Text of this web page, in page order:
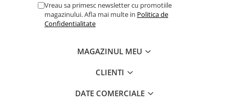
Vreau sa primesc newsletter cu promotiile
magazinului. Afla mai multe in Politica de
Confidentialitate
MAGAZINUL MEU
CLIENTI
DATE COMERCIALE